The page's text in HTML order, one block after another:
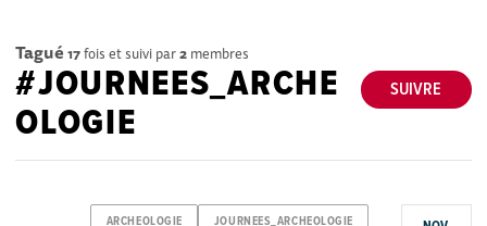
Tagué 17fois et suivi par2 membres
SUIVRE
#JOURNEES_ARCHE
OLOGIE
ARCHEOLOGIE JOURNEES_ARCHEOLOGIE